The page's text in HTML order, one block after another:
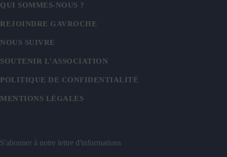
QUI SOMMES-NOUS ?
REJOINDRE GAVROCHE
NOUS SUIVRE
SOUTENIR L’ASSOCIATION
POLITIQUE DE CONFIDENTIALITÉ
MENTIONS LÉGALES
S'abonner à notre lettre d'informations